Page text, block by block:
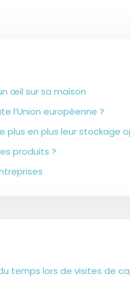
œil sur sa maison
l’Union européenne ?
plus en plus leur stockage
produits ?
temps lors de visites de